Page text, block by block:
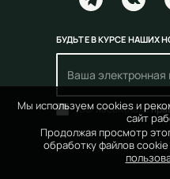
Мы используем cookies и
сайт
Продолжая просмотр
обработку файлов
БУДЬТЕ В КУРСЕ НАШИХ
Согласен(на) с